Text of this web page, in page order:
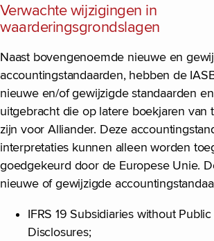
Verwachte wijzigingen in
waarderingsgrondslagen
Naast bovengenoemde nieuwe en
accountingstandaarden, hebben de
nieuwe en/of gewijzigde standaarden
uitgebracht die op latere boekjaren van
zijn voor Alliander. Deze
interpretaties kunnen alleen worden
goedgekeurd door de Europese Unie.
nieuwe of gewijzigde
IFRS 19 Subsidiaries without
Disclosures;